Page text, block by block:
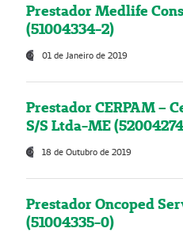
Prestador Medlife
(51004334-2)
01 de Janeiro de 2019
Prestador CERPAM –
S/S Ltda-ME
18 de Outubro de 2019
Prestador Oncoped
(51004335-0)